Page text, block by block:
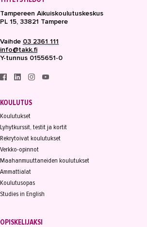
Tampereen Aikuiskoulutuskeskus
PL 15, 33821 Tampere
Vaihde 03 2361 111
info@takk.fi
Y-tunnus 0155651-0
KOULUTUS
Koulutukset
Lyhytkurssit, testit ja kortit
Rekrytoivat koulutukset
Verkko-opinnot
Maahanmuuttaneiden koulutukset
Ammattialat
Koulutusopas
Studies in English
OPISKELIJAKSI